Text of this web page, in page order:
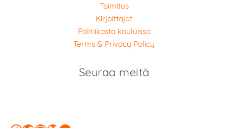
Toimitus
Kirjoittajat
Politiikasta kouluissa
Terms & Privacy Policy
Seuraa meitä